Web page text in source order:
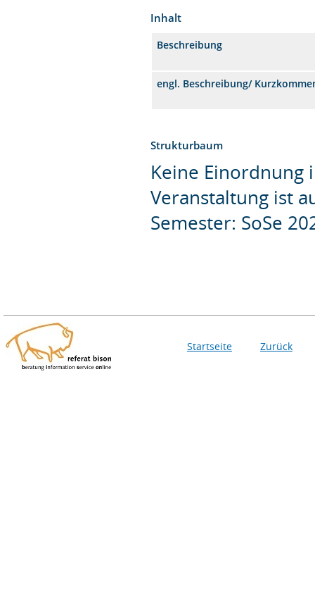
Inhalt
Beschreibung
engl. Beschreibung/
Strukturbaum
Keine Einordnung
Veranstaltung ist
Semester: SoSe
Startseite Zurück